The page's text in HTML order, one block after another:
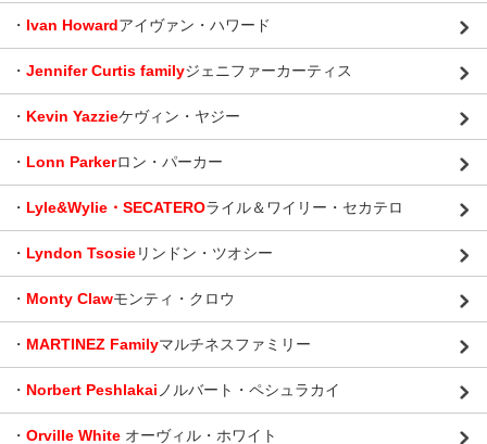
・ Ivan Howardアイヴァン・ハワード
・ Jennifer Curtis familyジェニファーカーティス
・ Kevin Yazzieケヴィン・ヤジー
・ Lonn Parkerロン・パーカー
・ Lyle&Wylie・SECATEROライル＆ワイリー・セカテロ
・ Lyndon Tsosieリンドン・ツオシー
・ Monty Clawモンティ・クロウ
・ MARTINEZ Familyマルチネスファミリー
・ Norbert Peshlakai ノルバート・ペシュラカイ
・ Orville White オーヴィル・ホワイト